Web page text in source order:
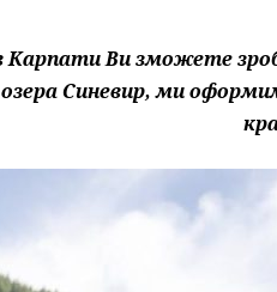
Карпати Ви зможете
Синевир, ми